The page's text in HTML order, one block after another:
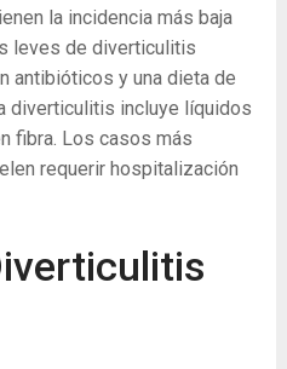
la incidencia más baja
leves de diverticulitis
antibióticos y una dieta de
diverticulitis incluye líquidos
fibra. Los casos más
requerir hospitalización